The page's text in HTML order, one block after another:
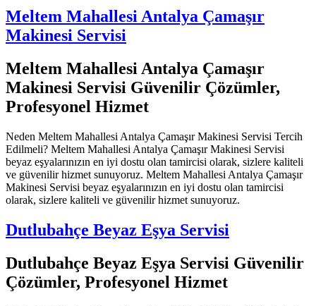
Meltem Mahallesi Antalya Çamaşır
Makinesi Servisi
Meltem Mahallesi Antalya Çamaşır
Makinesi Servisi Güvenilir Çözümler,
Profesyonel Hizmet
Neden Meltem Mahallesi Antalya Çamaşır Makinesi Servisi Tercih
Edilmeli? Meltem Mahallesi Antalya Çamaşır Makinesi Servisi
beyaz eşyalarınızın en iyi dostu olan tamircisi olarak, sizlere kaliteli
ve güvenilir hizmet sunuyoruz. Meltem Mahallesi Antalya Çamaşır
Makinesi Servisi beyaz eşyalarınızın en iyi dostu olan tamircisi
olarak, sizlere kaliteli ve güvenilir hizmet sunuyoruz.
Dutlubahçe Beyaz Eşya Servisi
Dutlubahçe Beyaz Eşya Servisi Güvenilir
Çözümler, Profesyonel Hizmet